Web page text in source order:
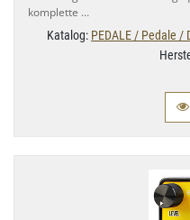
komplette …
Katalog: PEDALE / Pedale /